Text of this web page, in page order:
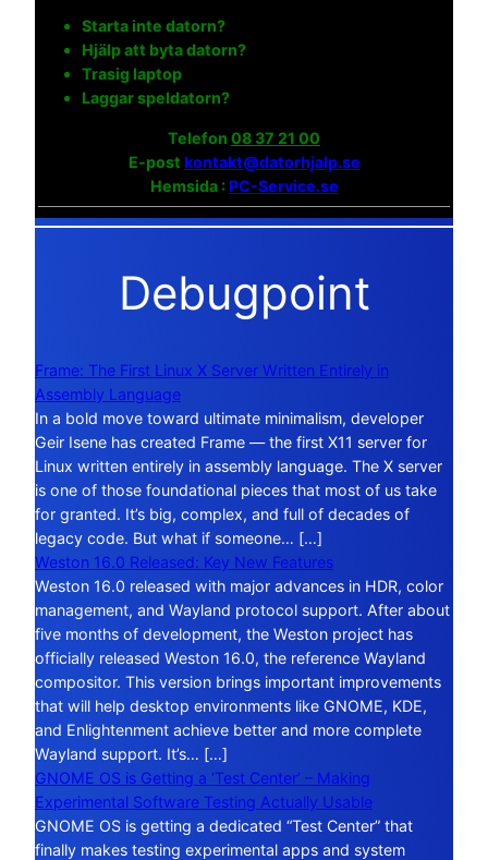
Starta inte datorn?
Hjälp att byta datorn?
Trasig laptop
Laggar speldatorn?
Telefon 08 37 21 00
E-post kontakt@datorhjalp.se
Hemsida :PC-Service.se
Debugpoint
Frame: The First Linux X Server Written Entirely in
Assembly Language
In a bold move toward ultimate minimalism, developer
Geir Isene has created Frame — the first X11 server for
Linux written entirely in assembly language. The X server
is one of those foundational pieces that most of us take
for granted. It’s big, complex, and full of decades of
legacy code. But what if someone… […]
Weston 16.0 Released: Key New Features
Weston 16.0 released with major advances in HDR, color
management, and Wayland protocol support. After about
five months of development, the Weston project has
officially released Weston 16.0, the reference Wayland
compositor. This version brings important improvements
that will help desktop environments like GNOME, KDE,
and Enlightenment achieve better and more complete
Wayland support. It’s… […]
GNOME OS is Getting a ‘Test Center’ – Making
Experimental Software Testing Actually Usable
GNOME OS is getting a dedicated “Test Center” that
finally makes testing experimental apps and system